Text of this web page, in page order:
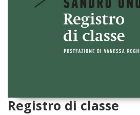
Registro di classe